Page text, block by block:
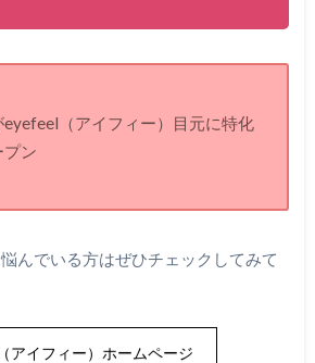
eyefeel（アイフィー）目元に特化
プン
んでいる方はぜひチェックしてみて
アイフィー）ホームページ